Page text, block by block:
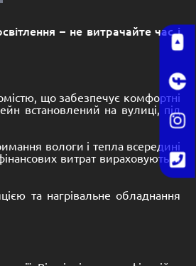
– не витрачайте час і
що забезпечує комфортні
встановлений на вулиці, під
вологи і тепла всередині
витрат вираховуються
та нагрівальне обладнання